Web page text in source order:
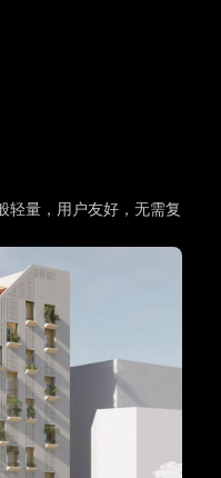
轻量，用户友好，无需复